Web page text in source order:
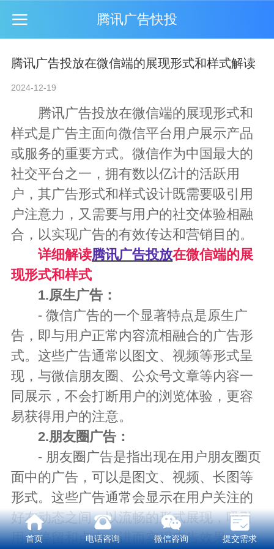
腾讯广告快投
腾讯广告投放在微信端的展现形式和样式解读
2024-12-19
腾讯广告投放在微信端的展现形式和
样式是广告主面向微信平台用户展示产品
或服务的重要方式。微信作为中国最大的
社交平台之一，拥有数以亿计的活跃用
户，其广告形式和样式设计既需要吸引用
户注意力，又需要与用户的社交体验相融
合，以实现广告的有效传达和营销目的。
详细解读腾讯广告投放在微信端的展
现形式和样式
1.原生广告：
- 微信广告的一个显著特点是原生广
告，即与用户正常内容流相融合的广告形
式。这些广告通常以图文、视频等形式呈
现，与微信朋友圈、公众号文章等内容一
同展示，不会打断用户的浏览体验，更容
易获得用户的注意。
2.朋友圈广告：
- 朋友圈广告是指出现在用户朋友圈页
面中的广告，可以是图文、视频、长图等
形式。这些广告通常会显示在用户关注的
好友动态之间，以流畅的形式展现，吸引
用户停留和点击，进而实现广告效果。
首页 电话咨询 微信咨询 提交需求